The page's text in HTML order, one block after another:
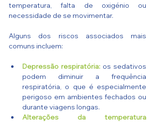
temperatura, falta de oxigénio ou
necessidade de se movimentar.
Alguns dos riscos associados mais
comuns incluem:
Depressão respiratória: os sedativos
podem diminuir a frequência
respiratória, o que é especialmente
perigoso em ambientes fechados ou
durante viagens longas.
Alterações da temperatura